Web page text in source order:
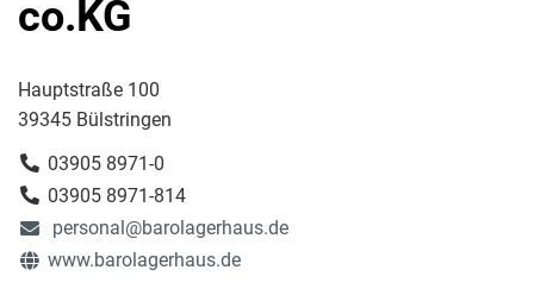
co.KG
Hauptstraße 100
39345 Bülstringen
03905 8971-0
03905 8971-814
personal@barolagerhaus.de
www.barolagerhaus.de